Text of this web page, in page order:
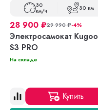
30
км/ч 30 км
28 900 ₽29 990₽-4%
Электросамокат Kugoo
S3 PRO
На складе
Купить